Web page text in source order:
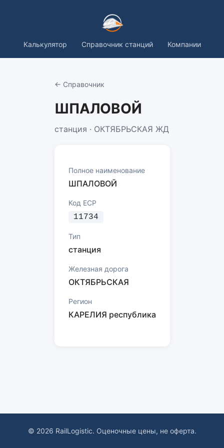
Калькулятор Справочник станций Компании
← Справочник
ШПАЛОВОЙ
станция · ОКТЯБРЬСКАЯ ЖД
Полное наименование
ШПАЛОВОЙ
Код ЕСР
11734
Тип
станция
Железная дорога
ОКТЯБРЬСКАЯ
Регион
КАРЕЛИЯ республика
© 2026 RailLogistic. Оценочные цены, не оферта.